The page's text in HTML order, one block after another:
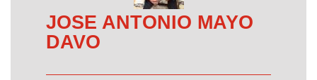
JOSE ANTONIO MAYO
DAVO